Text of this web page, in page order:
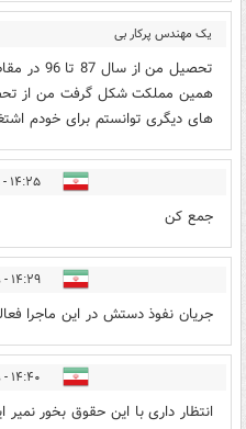
یک مهندس پرکار بی
ارتباط به تحصیل
۱۴:۱۸ - ۱۴۰۰/۰۸/۲۸
تحصیل من
همین مملکت شکل گرفت من از
های دیگری توانستم برای خودم
۱۴:۲۵ - ۱۴۰۰/۰۸/۲۸
جمع کن
۱۴:۲۹ - ۱۴۰۰/۰۸/۲۸
جریان نفوذ دستش در این ماجرا
۱۴:۴۰ - ۱۴۰۰/۰۸/۲۸
انتظار داری با این حقوق بخور نمیر